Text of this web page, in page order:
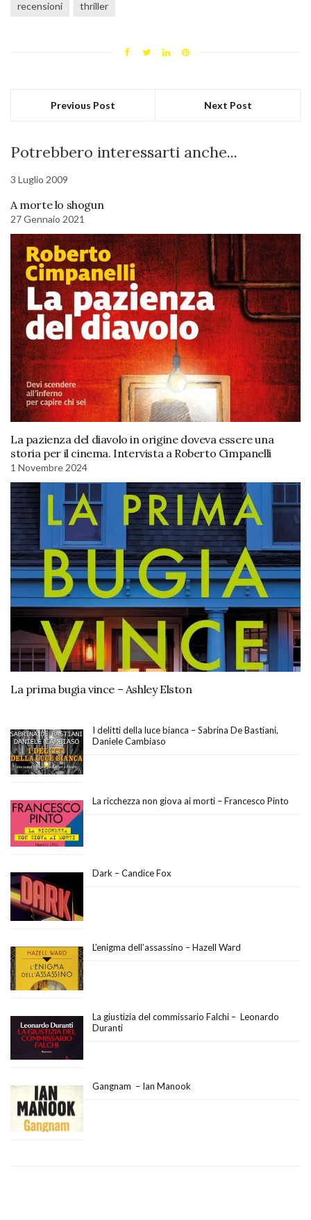
recensioni thriller
Previous Post Next Post
Potrebbero interessarti anche...
3 Luglio 2009
A morte lo shogun
27 Gennaio 2021
La pazienza del diavolo in origine doveva essere una
storia per il cinema. Intervista a Roberto Cimpanelli
1 Novembre 2024
La prima bugia vince – Ashley Elston
I delitti della luce bianca – Sabrina De Bastiani,
Daniele Cambiaso
La ricchezza non giova ai morti – Francesco Pinto
Dark – Candice Fox
L’enigma dell’assassino – Hazell Ward
La giustizia del commissario Falchi – Leonardo
Duranti
Gangnam – Ian Manook